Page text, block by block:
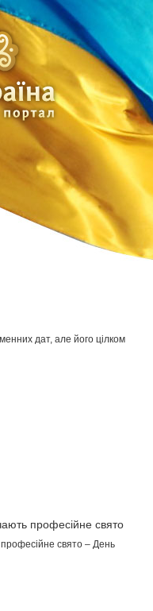
дат, але його цілком
професійне свято
професійне свято – День